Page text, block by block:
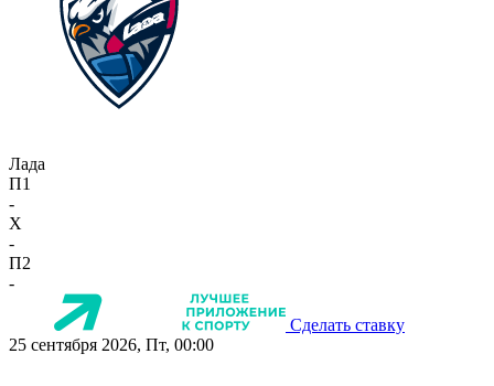
Лада
П1
-
X
-
П2
-
Сделать ставку
25 сентября 2026, Пт, 00:00